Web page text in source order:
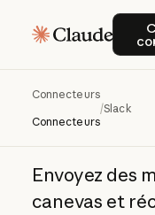
Connecteurs
Connecteurs
/Slack
Slack
Envoyez des
canevas et